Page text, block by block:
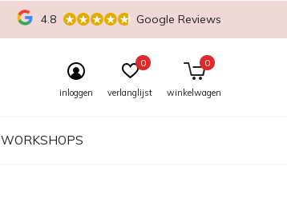
WORKSHOPS
inloggen verlanglijst
0
winkelwagen
0
4.8 Google Reviews